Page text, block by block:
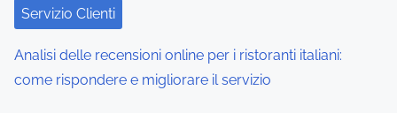
Servizio Clienti
Analisi delle recensioni online per i ristoranti italiani:
come rispondere e migliorare il servizio